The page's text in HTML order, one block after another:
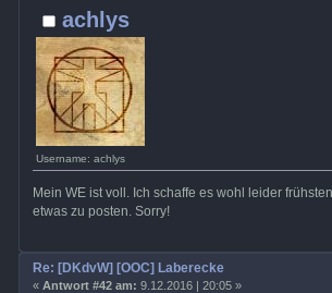
achlys
Username: achlys
Mein WE ist voll. Ich schaffe es wohl leider
etwas zu posten. Sorry!
Re: [DKdvW] [OOC] Laberecke
« Antwort #42 am: 9.12.2016 | 20:05 »